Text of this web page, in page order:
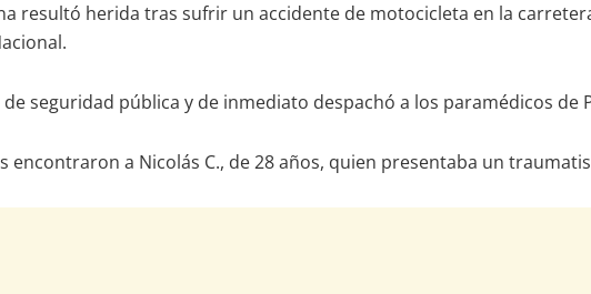
resultó herida tras sufrir un accidente de motocicleta en la
seguridad pública y de inmediato despachó a los paramédicos de
encontraron a Nicolás C., de 28 años, quien presentaba un